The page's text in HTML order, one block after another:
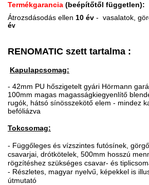
Termékgarancia (beépítőtől független):
Átrozsdásodás ellen 10 év - vasalatok,
év
RENOMATIC szett tartalma :
Kapulapcsomag:
- 42mm PU hőszigetelt gyári Hörmann
100mm magas magasságkiegyenlítő
rugók, hátsó sínösszekötő elem - mindez
befóliázva
Tokcsomag:
- Függőleges és vízszintes futósínek,
csavarjai, drótkötelek, 500mm hosszú
rögzítéshez szükséges csavar- és
- Részletes, magyar nyelvű, képekkel is
útmutató